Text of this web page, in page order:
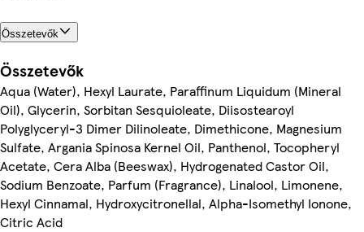
Összetevők
Összetevők
Aqua (Water), Hexyl Laurate, Paraffinum Liquidum (Mineral
Oil), Glycerin, Sorbitan Sesquioleate, Diisostearoyl
Polyglyceryl-3 Dimer Dilinoleate, Dimethicone, Magnesium
Sulfate, Argania Spinosa Kernel Oil, Panthenol, Tocopheryl
Acetate, Cera Alba (Beeswax), Hydrogenated Castor Oil,
Sodium Benzoate, Parfum (Fragrance), Linalool, Limonene,
Hexyl Cinnamal, Hydroxycitronellal, Alpha-Isomethyl Ionone,
Citric Acid